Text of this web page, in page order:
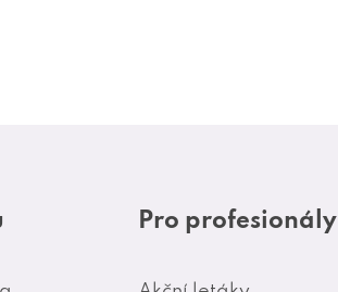
Pro profesionály